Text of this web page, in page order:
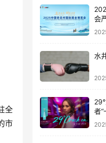
全
市
会
气
水
者“